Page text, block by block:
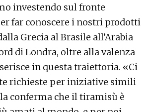
investendo sul fronte
far conoscere i nostri prodotti
Grecia al Brasile all’Arabia
di Londra, oltre alla valenza
in questa traiettoria. «Ci
richieste per iniziative simili
conferma che il tiramisù è